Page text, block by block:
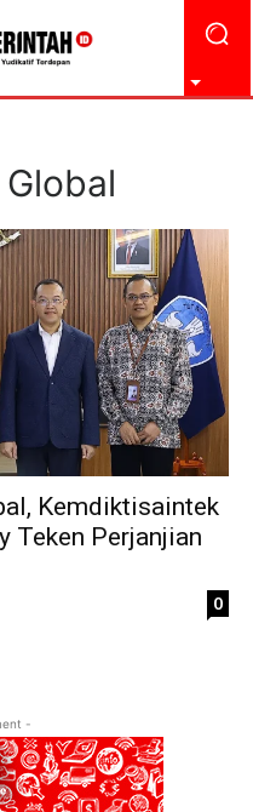
Kemdiktisaintek
Teken Perjanjian
0
-